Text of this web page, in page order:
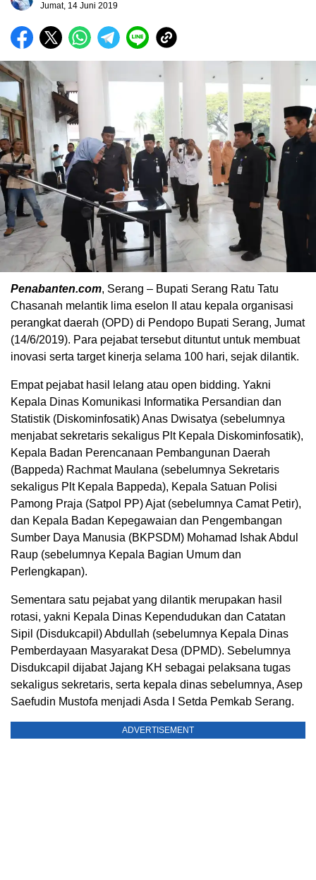
Jumat, 14 Juni 2019
Penabanten.com, Serang – Bupati Serang Ratu Tatu
Chasanah melantik lima eselon II atau kepala organisasi
perangkat daerah (OPD) di Pendopo Bupati Serang, Jumat
(14/6/2019). Para pejabat tersebut dituntut untuk membuat
inovasi serta target kinerja selama 100 hari, sejak dilantik.
Empat pejabat hasil lelang atau open bidding. Yakni
Kepala Dinas Komunikasi Informatika Persandian dan
Statistik (Diskominfosatik) Anas Dwisatya (sebelumnya
menjabat sekretaris sekaligus Plt Kepala Diskominfosatik),
Kepala Badan Perencanaan Pembangunan Daerah
(Bappeda) Rachmat Maulana (sebelumnya Sekretaris
sekaligus Plt Kepala Bappeda), Kepala Satuan Polisi
Pamong Praja (Satpol PP) Ajat (sebelumnya Camat Petir),
dan Kepala Badan Kepegawaian dan Pengembangan
Sumber Daya Manusia (BKPSDM) Mohamad Ishak Abdul
Raup (sebelumnya Kepala Bagian Umum dan
Perlengkapan).
Sementara satu pejabat yang dilantik merupakan hasil
rotasi, yakni Kepala Dinas Kependudukan dan Catatan
Sipil (Disdukcapil) Abdullah (sebelumnya Kepala Dinas
Pemberdayaan Masyarakat Desa (DPMD). Sebelumnya
Disdukcapil dijabat Jajang KH sebagai pelaksana tugas
sekaligus sekretaris, serta kepala dinas sebelumnya, Asep
Saefudin Mustofa menjadi Asda I Setda Pemkab Serang.
ADVERTISEMENT